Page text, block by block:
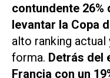
contundente
levantar la Copa
alto ranking
forma. Detrás del
Francia con un